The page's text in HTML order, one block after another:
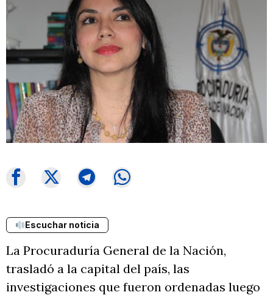
Escuchar noticia
La Procuraduría General de la Nación,
trasladó a la capital del país, las
investigaciones que fueron ordenadas luego